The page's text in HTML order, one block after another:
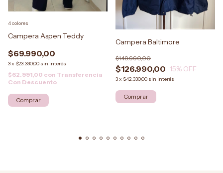
Campera Aspen Teddy
$69.990,00
3x $23.330,00 sin interés
$62.991,00 con Transferencia
Con Descuento
4 colores
Comprar
Campera Baltimore
$126.990,00
$149.990,00
15% OFF
3x $42.330,00 sin interés